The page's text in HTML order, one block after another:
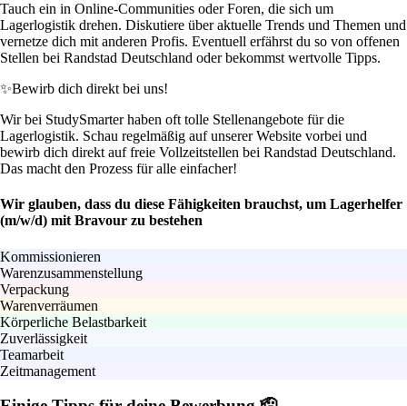
Tauch ein in Online-Communities oder Foren, die sich um
Lagerlogistik drehen. Diskutiere über aktuelle Trends und Themen und
vernetze dich mit anderen Profis. Eventuell erfährst du so von offenen
Stellen bei Randstad Deutschland oder bekommst wertvolle Tipps.
✨Bewirb dich direkt bei uns!
Wir bei StudySmarter haben oft tolle Stellenangebote für die
Lagerlogistik. Schau regelmäßig auf unserer Website vorbei und
bewirb dich direkt auf freie Vollzeitstellen bei Randstad Deutschland.
Das macht den Prozess für alle einfacher!
Wir glauben, dass du diese Fähigkeiten brauchst, um Lagerhelfer
(m/w/d) mit Bravour zu bestehen
Kommissionieren
Warenzusammenstellung
Verpackung
Warenverräumen
Körperliche Belastbarkeit
Zuverlässigkeit
Teamarbeit
Zeitmanagement